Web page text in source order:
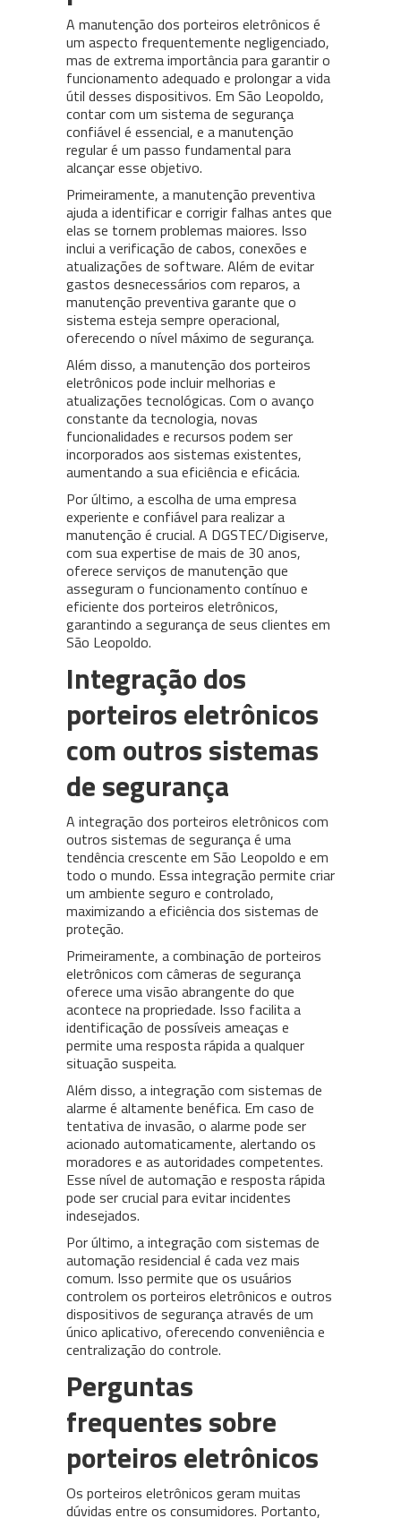
A manutenção dos porteiros eletrônicos é
um aspecto frequentemente negligenciado,
mas de extrema importância para garantir o
funcionamento adequado e prolongar a vida
útil desses dispositivos. Em São Leopoldo,
contar com um sistema de segurança
confiável é essencial, e a manutenção
regular é um passo fundamental para
alcançar esse objetivo.
Primeiramente, a manutenção preventiva
ajuda a identificar e corrigir falhas antes que
elas se tornem problemas maiores. Isso
inclui a verificação de cabos, conexões e
atualizações de software. Além de evitar
gastos desnecessários com reparos, a
manutenção preventiva garante que o
sistema esteja sempre operacional,
oferecendo o nível máximo de segurança.
Além disso, a manutenção dos porteiros
eletrônicos pode incluir melhorias e
atualizações tecnológicas. Com o avanço
constante da tecnologia, novas
funcionalidades e recursos podem ser
incorporados aos sistemas existentes,
aumentando a sua eficiência e eficácia.
Por último, a escolha de uma empresa
experiente e confiável para realizar a
manutenção é crucial. A DGSTEC/Digiserve,
com sua expertise de mais de 30 anos,
oferece serviços de manutenção que
asseguram o funcionamento contínuo e
eficiente dos porteiros eletrônicos,
garantindo a segurança de seus clientes em
São Leopoldo.
Integração dos
porteiros eletrônicos
com outros sistemas
de segurança
A integração dos porteiros eletrônicos com
outros sistemas de segurança é uma
tendência crescente em São Leopoldo e em
todo o mundo. Essa integração permite criar
um ambiente seguro e controlado,
maximizando a eficiência dos sistemas de
proteção.
Primeiramente, a combinação de porteiros
eletrônicos com câmeras de segurança
oferece uma visão abrangente do que
acontece na propriedade. Isso facilita a
identificação de possíveis ameaças e
permite uma resposta rápida a qualquer
situação suspeita.
Além disso, a integração com sistemas de
alarme é altamente benéfica. Em caso de
tentativa de invasão, o alarme pode ser
acionado automaticamente, alertando os
moradores e as autoridades competentes.
Esse nível de automação e resposta rápida
pode ser crucial para evitar incidentes
indesejados.
Por último, a integração com sistemas de
automação residencial é cada vez mais
comum. Isso permite que os usuários
controlem os porteiros eletrônicos e outros
dispositivos de segurança através de um
único aplicativo, oferecendo conveniência e
centralização do controle.
Perguntas
frequentes sobre
porteiros eletrônicos
Os porteiros eletrônicos geram muitas
dúvidas entre os consumidores. Portanto,